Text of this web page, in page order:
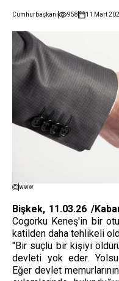
Cumhurbaşkanı 958 11 Mart
www
Bişkek, 11.03.26 /
Cogorku Keneş'in bir
katilden daha tehlikeli
"Bir suçlu bir kişiyi
devleti yok eder.
Eğer devlet